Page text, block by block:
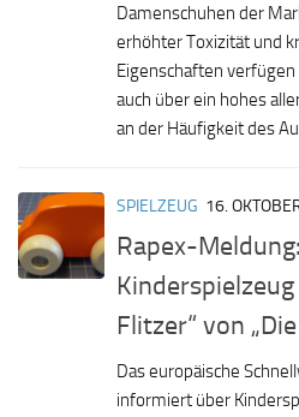
Damenschuhen der
erhöhter Toxizität und
Eigenschaften
auch über ein hohes
an der Häufigkeit des
SPIELZEUG 16.
Rapex-
Flitzer“ von
Das europäische
informiert über